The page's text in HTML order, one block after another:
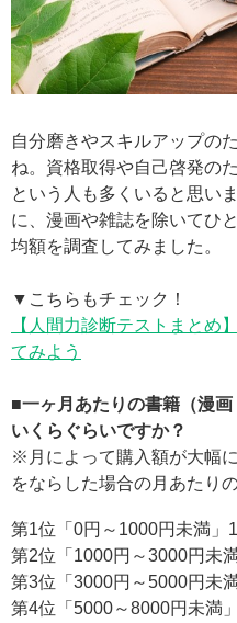
自分磨きやスキルアップの
ね。資格取得や自己啓発の
という人も多くいると思い
に、漫画や雑誌を除いてひ
均額を調査してみました。
▼こちらもチェック！
【人間力診断テストまとめ
てみよう
■一ヶ月あたりの書籍（漫
いくらぐらいですか？
※月によって購入額が大幅
をならした場合の月あたり
第1位「0円～1000円未満」
第2位「1000円～3000円未
第3位「3000円～5000円未
第4位「5000～8000円未満